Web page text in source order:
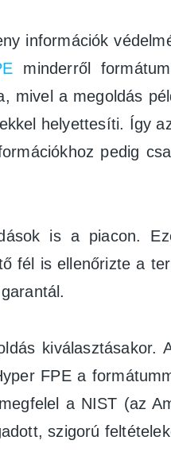
információk
minderről
mivel a megoldás
helyettesíti. Így
pedig
is a piacon.
fél is ellenőrizte a
kiválasztásakor.
FPE a
a NIST (az
szigorú